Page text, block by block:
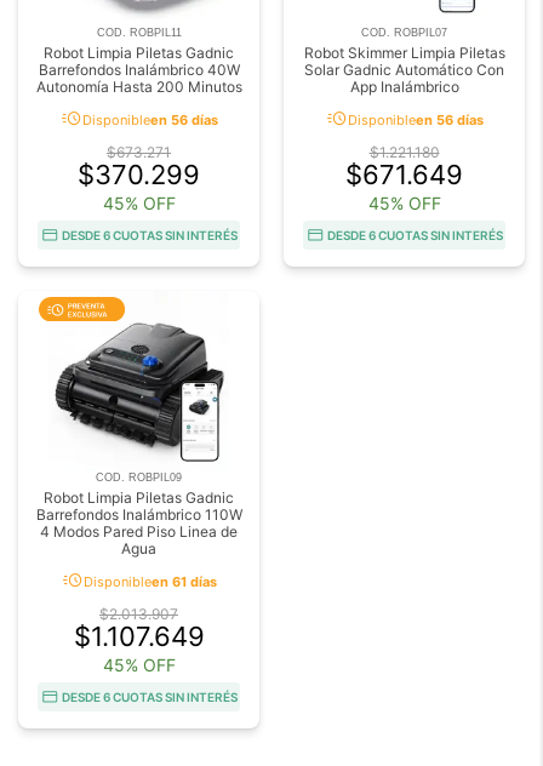
COD. ROBPIL11
Robot Limpia Piletas Gadnic
Barrefondos Inalámbrico 40W
Autonomía Hasta 200 Minutos
acuteDisponibleen 56 días
$673.271
$370.299
45% OFF
DESDE 6 CUOTAS SIN INTERÉS
COD. ROBPIL07
Robot Skimmer Limpia Piletas
Solar Gadnic Automático Con
App Inalámbrico
acuteDisponibleen 56 días
$1.221.180
$671.649
45% OFF
DESDE 6 CUOTAS SIN INTERÉS
COD. ROBPIL09
Robot Limpia Piletas Gadnic
Barrefondos Inalámbrico 110W
4 Modos Pared Piso Linea de
Agua
acuteDisponibleen 61 días
$2.013.907
$1.107.649
45% OFF
DESDE 6 CUOTAS SIN INTERÉS